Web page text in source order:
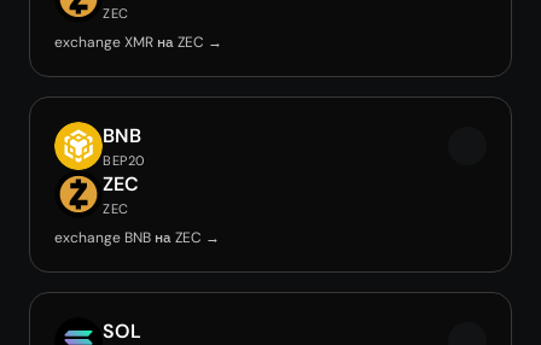
ZEC
exchange XMR на ZEC →
BNB
BEP20
ZEC
ZEC
exchange BNB на ZEC →
SOL